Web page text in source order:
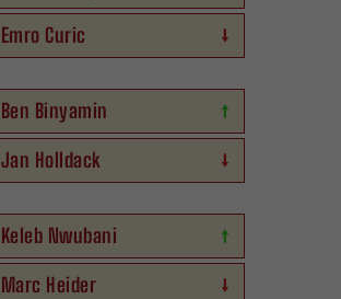
Emro Curic
Ben Binyamin
Jan Holldack
Keleb Nwubani
Marc Heider